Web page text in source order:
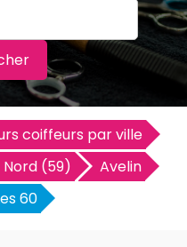
coiffeurs par ville
Nord (59)
Avelin
60